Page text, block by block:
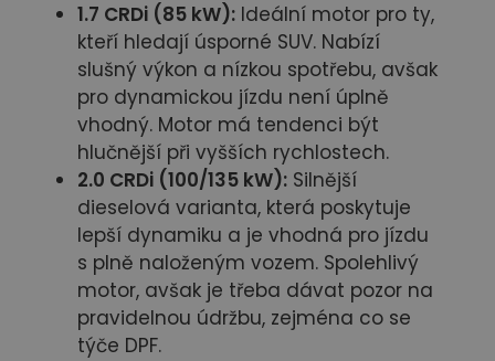
1.7 CRDi (85 kW): Ideální motor pro ty,
kteří hledají úsporné SUV. Nabízí
slušný výkon a nízkou spotřebu, avšak
pro dynamickou jízdu není úplně
vhodný. Motor má tendenci být
hlučnější při vyšších rychlostech.
2.0 CRDi (100/135 kW): Silnější
dieselová varianta, která poskytuje
lepší dynamiku a je vhodná pro jízdu
s plně naloženým vozem. Spolehlivý
motor, avšak je třeba dávat pozor na
pravidelnou údržbu, zejména co se
týče DPF.